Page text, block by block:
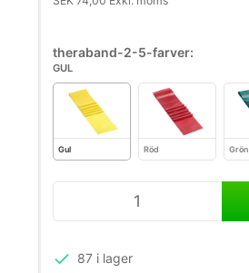
theraband-2-5-farver:
GUL
Gul Röd Grön
87 i lager